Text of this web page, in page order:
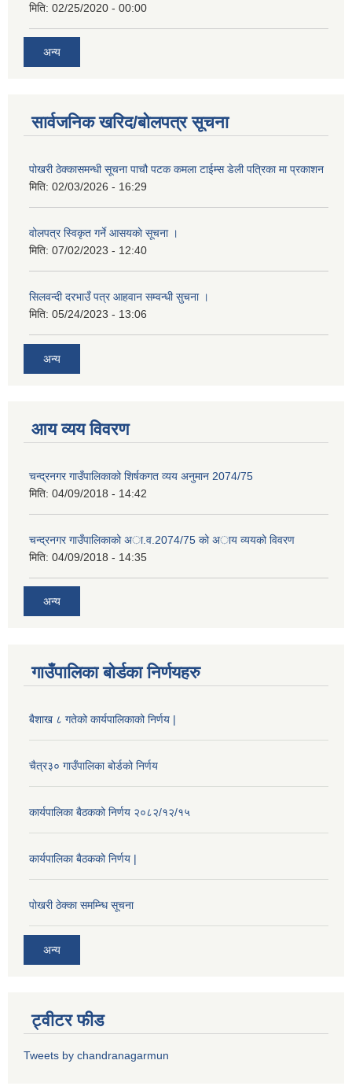
मिति: 02/25/2020 - 00:00
अन्य
सार्वजनिक खरिद/बोलपत्र सूचना
पोखरी ठेक्कासमन्धी सूचना पाचौ पटक कमला टाईम्स डेली पत्रिका मा प्रकाशन
मिति: 02/03/2026 - 16:29
वोलपत्र स्विकृत गर्ने आसयकाे सूचना ।
मिति: 07/02/2023 - 12:40
सिलवन्दी दरभाउँ पत्र आहवान सम्वन्धी सुचना ।
मिति: 05/24/2023 - 13:06
अन्य
आय व्यय विवरण
चन्द्रनगर गाउँपालिकाको शिर्षकगत व्यय अनुमान 2074/75
मिति: 04/09/2018 - 14:42
चन्द्रनगर गाउँपालिकाको अा‍‍‍.व.2074/75 को अाय व्ययको विवरण
मिति: 04/09/2018 - 14:35
अन्य
गाउँपालिका बोर्डका निर्णयहरु
बैशाख ८ गतेको कार्यपालिकाको निर्णय |
चैत्र३० गाउँपालिका बोर्डको निर्णय
कार्यपालिका बैठकको निर्णय २०८२/१२/१५
कार्यपालिका बैठकको निर्णय |
पोखरी ठेक्का समम्न्धि सूचना
अन्य
ट्वीटर फीड
Tweets by chandranagarmun